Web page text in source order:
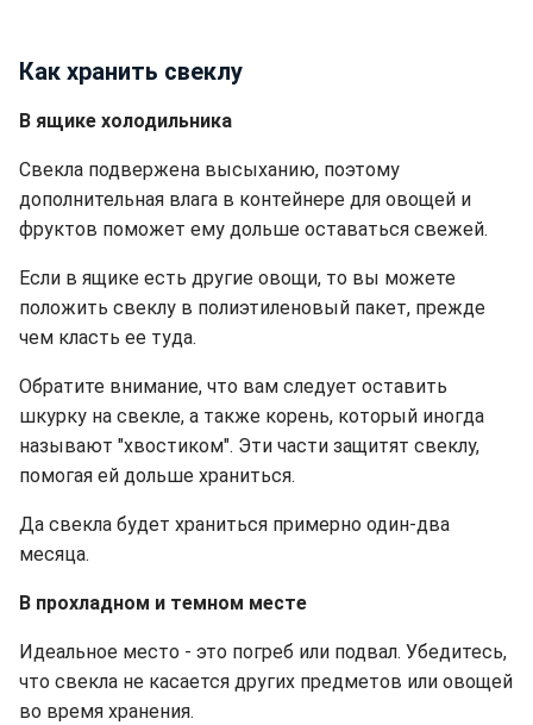
Как хранить свеклу
В ящике холодильника
Свекла подвержена высыханию, поэтому
дополнительная влага в контейнере для овощей и
фруктов поможет ему дольше оставаться свежей.
Если в ящике есть другие овощи, то вы можете
положить свеклу в полиэтиленовый пакет, прежде
чем класть ее туда.
Обратите внимание, что вам следует оставить
шкурку на свекле, а также корень, который иногда
называют "хвостиком". Эти части защитят свеклу,
помогая ей дольше храниться.
Да свекла будет храниться примерно один-два
месяца.
В прохладном и темном месте
Идеальное место - это погреб или подвал. Убедитесь,
что свекла не касается других предметов или овощей
во время хранения.